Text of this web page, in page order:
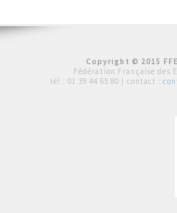
Copyright © 2015
Fédération Française des
tél : 01 39 44 65 80 | contact :